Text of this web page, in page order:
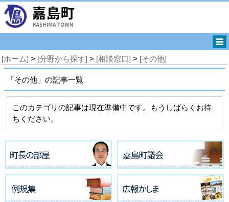
[ホーム] > [分野から探す] > [相談窓口] > [その他]
「その他」の記事一覧
このカテゴリの記事は現在準備中です。もうしばらくお待
ちください。